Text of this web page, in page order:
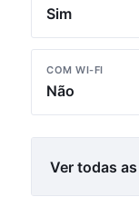
Sim
COM WI-FI
Não
Ver todas